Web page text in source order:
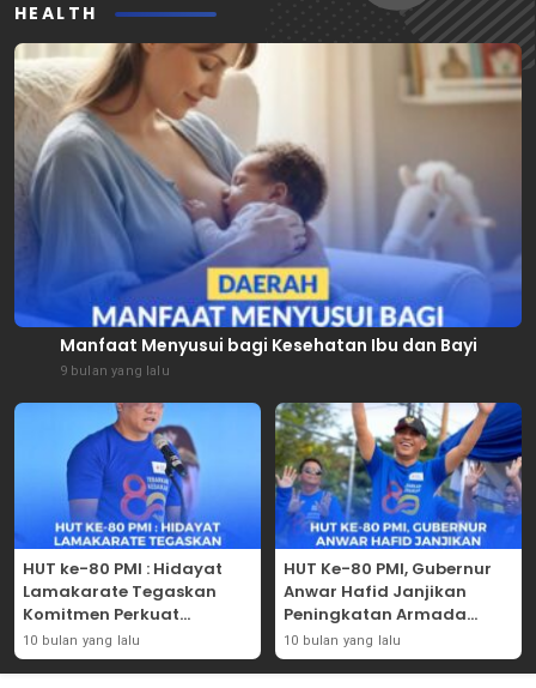
HEALTH
Manfaat Menyusui bagi Kesehatan Ibu dan Bayi
9 bulan yang lalu
HUT ke-80 PMI : Hidayat
Lamakarate Tegaskan
Komitmen Perkuat
Solidaritas Kemanusiaan
10 bulan yang lalu
HUT Ke-80 PMI, Gubernur
Anwar Hafid Janjikan
Peningkatan Armada
Mobil Donor Darah
10 bulan yang lalu